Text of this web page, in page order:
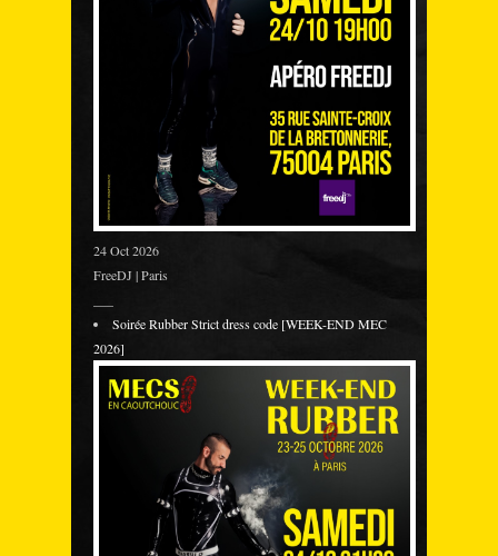
24 Oct 2026
FreeDJ | Paris
Soirée Rubber Strict dress code [WEEK-END MEC
2026]